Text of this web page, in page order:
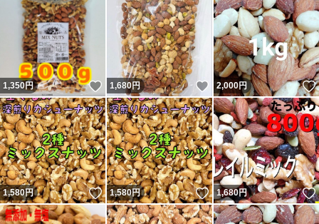
1,350円 いいね！
1,680円 いいね！
2,000円
1,580円 いいね！
1,580円 いいね！
1,680円